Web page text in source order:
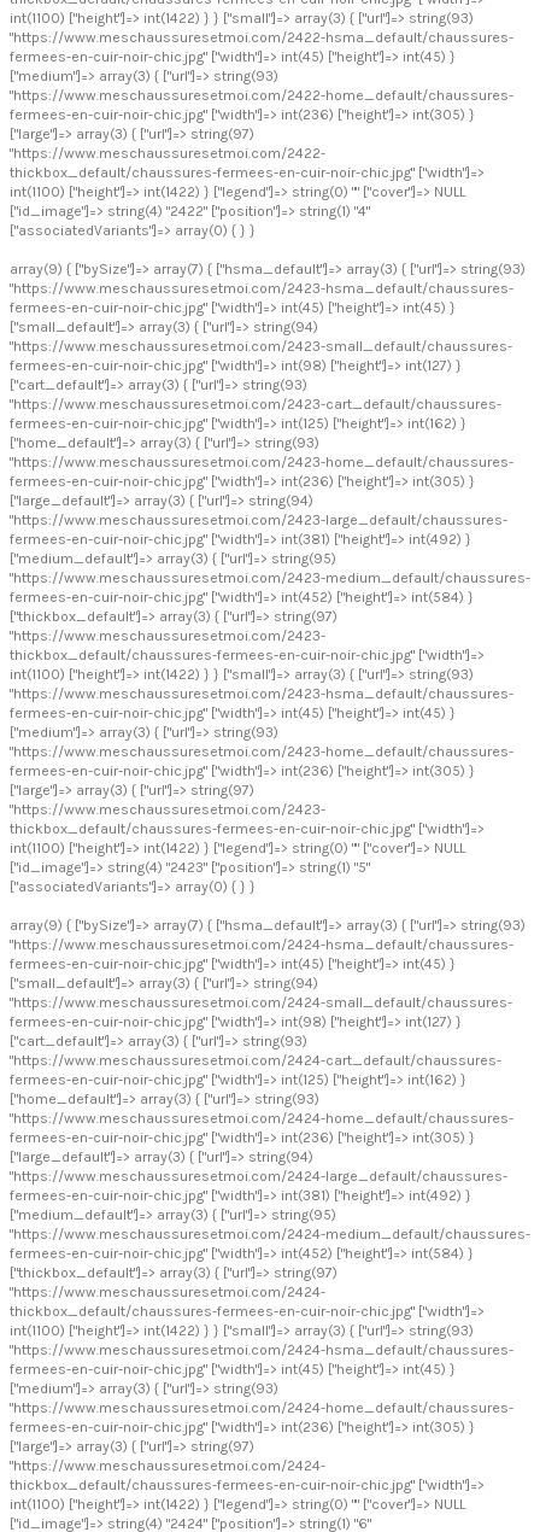
int(1100) ["height"]=> int(1422) } } ["small"]=> array(3) { ["url"]=> string(93)
"https://www.meschaussuresetmoi.com/2422-hsma_default/chaussures-
fermees-en-cuir-noir-chic.jpg" ["width"]=> int(45) ["height"]=> int(45) }
["medium"]=> array(3) { ["url"]=> string(93)
"https://www.meschaussuresetmoi.com/2422-home_default/chaussures-
fermees-en-cuir-noir-chic.jpg" ["width"]=> int(236) ["height"]=> int(305) }
["large"]=> array(3) { ["url"]=> string(97)
"https://www.meschaussuresetmoi.com/2422-
thickbox_default/chaussures-fermees-en-cuir-noir-chic.jpg" ["width"]=>
int(1100) ["height"]=> int(1422) } ["legend"]=> string(0) "" ["cover"]=> NULL
["id_image"]=> string(4) "2422" ["position"]=> string(1) "4"
["associatedVariants"]=> array(0) { } }
array(9) { ["bySize"]=> array(7) { ["hsma_default"]=> array(3) { ["url"]=> string(93)
"https://www.meschaussuresetmoi.com/2423-hsma_default/chaussures-
fermees-en-cuir-noir-chic.jpg" ["width"]=> int(45) ["height"]=> int(45) }
["small_default"]=> array(3) { ["url"]=> string(94)
"https://www.meschaussuresetmoi.com/2423-small_default/chaussures-
fermees-en-cuir-noir-chic.jpg" ["width"]=> int(98) ["height"]=> int(127) }
["cart_default"]=> array(3) { ["url"]=> string(93)
"https://www.meschaussuresetmoi.com/2423-cart_default/chaussures-
fermees-en-cuir-noir-chic.jpg" ["width"]=> int(125) ["height"]=> int(162) }
["home_default"]=> array(3) { ["url"]=> string(93)
"https://www.meschaussuresetmoi.com/2423-home_default/chaussures-
fermees-en-cuir-noir-chic.jpg" ["width"]=> int(236) ["height"]=> int(305) }
["large_default"]=> array(3) { ["url"]=> string(94)
"https://www.meschaussuresetmoi.com/2423-large_default/chaussures-
fermees-en-cuir-noir-chic.jpg" ["width"]=> int(381) ["height"]=> int(492) }
["medium_default"]=> array(3) { ["url"]=> string(95)
"https://www.meschaussuresetmoi.com/2423-medium_default/chaussures-
fermees-en-cuir-noir-chic.jpg" ["width"]=> int(452) ["height"]=> int(584) }
["thickbox_default"]=> array(3) { ["url"]=> string(97)
"https://www.meschaussuresetmoi.com/2423-
thickbox_default/chaussures-fermees-en-cuir-noir-chic.jpg" ["width"]=>
int(1100) ["height"]=> int(1422) } } ["small"]=> array(3) { ["url"]=> string(93)
"https://www.meschaussuresetmoi.com/2423-hsma_default/chaussures-
fermees-en-cuir-noir-chic.jpg" ["width"]=> int(45) ["height"]=> int(45) }
["medium"]=> array(3) { ["url"]=> string(93)
"https://www.meschaussuresetmoi.com/2423-home_default/chaussures-
fermees-en-cuir-noir-chic.jpg" ["width"]=> int(236) ["height"]=> int(305) }
["large"]=> array(3) { ["url"]=> string(97)
"https://www.meschaussuresetmoi.com/2423-
thickbox_default/chaussures-fermees-en-cuir-noir-chic.jpg" ["width"]=>
int(1100) ["height"]=> int(1422) } ["legend"]=> string(0) "" ["cover"]=> NULL
["id_image"]=> string(4) "2423" ["position"]=> string(1) "5"
["associatedVariants"]=> array(0) { } }
array(9) { ["bySize"]=> array(7) { ["hsma_default"]=> array(3) { ["url"]=> string(93)
"https://www.meschaussuresetmoi.com/2424-hsma_default/chaussures-
fermees-en-cuir-noir-chic.jpg" ["width"]=> int(45) ["height"]=> int(45) }
["small_default"]=> array(3) { ["url"]=> string(94)
"https://www.meschaussuresetmoi.com/2424-small_default/chaussures-
fermees-en-cuir-noir-chic.jpg" ["width"]=> int(98) ["height"]=> int(127) }
["cart_default"]=> array(3) { ["url"]=> string(93)
"https://www.meschaussuresetmoi.com/2424-cart_default/chaussures-
fermees-en-cuir-noir-chic.jpg" ["width"]=> int(125) ["height"]=> int(162) }
["home_default"]=> array(3) { ["url"]=> string(93)
"https://www.meschaussuresetmoi.com/2424-home_default/chaussures-
fermees-en-cuir-noir-chic.jpg" ["width"]=> int(236) ["height"]=> int(305) }
["large_default"]=> array(3) { ["url"]=> string(94)
"https://www.meschaussuresetmoi.com/2424-large_default/chaussures-
fermees-en-cuir-noir-chic.jpg" ["width"]=> int(381) ["height"]=> int(492) }
["medium_default"]=> array(3) { ["url"]=> string(95)
"https://www.meschaussuresetmoi.com/2424-medium_default/chaussures-
fermees-en-cuir-noir-chic.jpg" ["width"]=> int(452) ["height"]=> int(584) }
["thickbox_default"]=> array(3) { ["url"]=> string(97)
"https://www.meschaussuresetmoi.com/2424-
thickbox_default/chaussures-fermees-en-cuir-noir-chic.jpg" ["width"]=>
int(1100) ["height"]=> int(1422) } } ["small"]=> array(3) { ["url"]=> string(93)
"https://www.meschaussuresetmoi.com/2424-hsma_default/chaussures-
fermees-en-cuir-noir-chic.jpg" ["width"]=> int(45) ["height"]=> int(45) }
["medium"]=> array(3) { ["url"]=> string(93)
"https://www.meschaussuresetmoi.com/2424-home_default/chaussures-
fermees-en-cuir-noir-chic.jpg" ["width"]=> int(236) ["height"]=> int(305) }
["large"]=> array(3) { ["url"]=> string(97)
"https://www.meschaussuresetmoi.com/2424-
thickbox_default/chaussures-fermees-en-cuir-noir-chic.jpg" ["width"]=>
int(1100) ["height"]=> int(1422) } ["legend"]=> string(0) "" ["cover"]=> NULL
["id_image"]=> string(4) "2424" ["position"]=> string(1) "6"